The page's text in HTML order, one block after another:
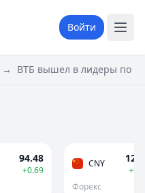
Войти
→ ВТБ вышел в лидеры по
94.48
+0.69
CNY
Форекс